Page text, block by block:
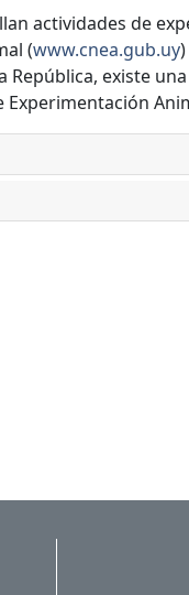
actividades de
(www.cnea.gub.uy
República, existe